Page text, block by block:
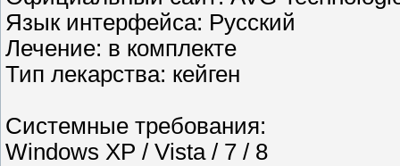
Язык интерфейса: Русский
Лечение: в комплекте
Тип лекарства: кейген
Системные требования:
Windows XP / Vista / 7 / 8